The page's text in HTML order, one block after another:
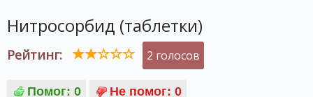
Нитросорбид (таблетки)
Рейтинг: 2 голосов